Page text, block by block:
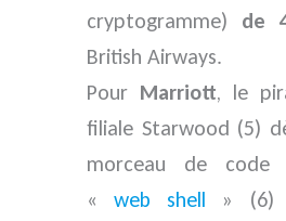
cryptogramme) de
British Airways.
Pour Marriott, le
filiale Starwood (5)
morceau de code
«web shell » (6)